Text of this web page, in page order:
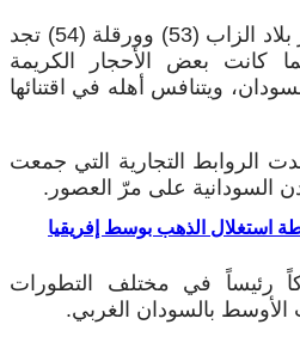
استغلال الذهب بوسط إفريقيا
ومن دون شك؛ كانت تمور بلاد الزاب (53) وورقلة (54) تجد
كانت بعض الأحجار الكريمة
ويتنافس أهله في اقتنائها
الروابط التجارية التي جمعت
السودانية على مرّ العصور.
رئيساً في مختلف التطورات
بالسودان الغربي.